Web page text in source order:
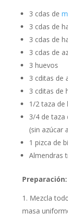
3 cdas de
3 cdas de
3 cdas de
3 cdas de
3 huevos
3 cditas de
3 cditas de
1/2 taza de
3/4 de taza
(sin azúcar
1 pizca de
Almendras
Preparación:
Mezcla
masa